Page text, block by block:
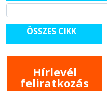
ÖSSZES CIKK
Hírlevél
feliratkozás